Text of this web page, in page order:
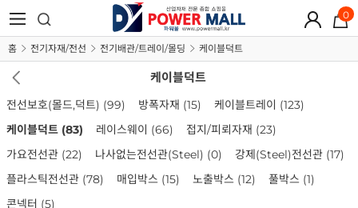
0
홈 전기자재/전선 전기배관/트레이/몰딩 케이블덕트
케이블덕트
전선보호(몰드,덕트) (99) 방폭자재 (15) 케이블트레이 (123)
케이블덕트 (83) 레이스웨이 (66) 접지/피뢰자재 (23)
가요전선관 (22) 나사없는전선관(Steel) (0) 강제(Steel)전선관 (17)
플라스틱전선관 (78) 매입박스 (15) 노출박스 (12) 풀박스 (1)
콘넥터 (5)